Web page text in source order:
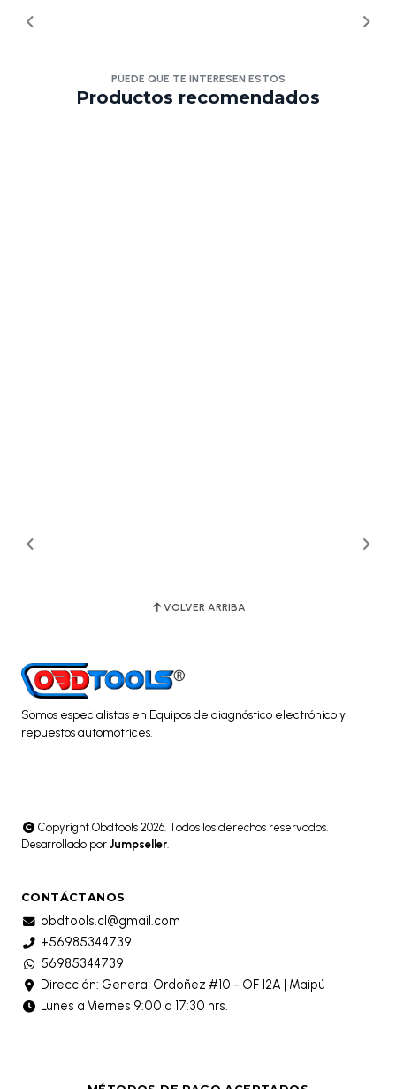
PUEDE QUE TE INTERESEN ESTOS
Productos recomendados
VOLVER ARRIBA
Somos especialistas en Equipos de diagnóstico electrónico y
repuestos automotrices.
Copyright Obdtools 2026. Todos los derechos reservados.
Desarrollado por Jumpseller.
CONTÁCTANOS
obdtools.cl@gmail.com
+56985344739
56985344739
Dirección: General Ordoñez #10 - OF 12A | Maipú
Lunes a Viernes 9:00 a 17:30 hrs.